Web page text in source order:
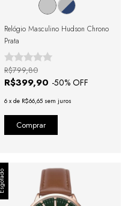
Relógio Masculino Hudson Chrono
Prata
R$399,90 -50% OFF
R$799,80
6 x de R$66,65 sem juros